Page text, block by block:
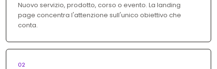
Nuovo servizio, prodotto, corso o evento. La landing
page concentra l'attenzione sull'unico obiettivo che
conta.
02